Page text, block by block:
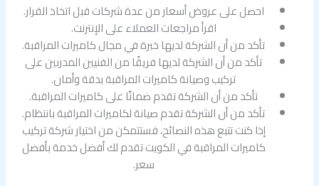
احصل على عروض أسعار من عدة شركات قبل اتخاذ القرار.
اقرأ مراجعات العملاء على الإنترنت.
تأكد من أن الشركة لديها خبرة في مجال كاميرات المراقبة.
تأكد من أن الشركة لديها فريقًا من الفنيين المدربين على
تركيب وصيانة كاميرات المراقبة بدقة وأمان.
تأكد من أن الشركة تقدم ضمانًا على كاميرات المراقبة.
تأكد من أن الشركة تقدم صيانة لكاميرات المراقبة بانتظام.
إذا كنت تتبع هذه النصائح، فستتمكن من اختيار شركة تركيب
كاميرات المراقبة في الكويت تقدم لك أفضل خدمة بأفضل
سعر.